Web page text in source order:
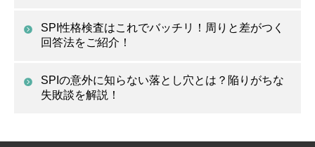
SPI性格検査はこれでバッチリ！周りと差がつく
回答法をご紹介！
SPIの意外に知らない落とし穴とは？陥りがちな
失敗談を解説！